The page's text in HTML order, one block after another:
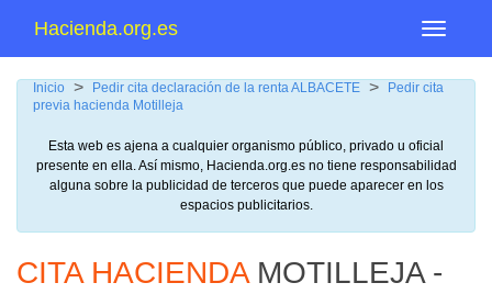
Menu
Hacienda.org.es
Inicio > Pedir cita declaración de la renta ALBACETE >
Pedir cita
previa hacienda Motilleja
Esta web es ajena a cualquier organismo público, privado u oficial
presente en ella. Así mismo, Hacienda.org.es no tiene responsabilidad
alguna sobre la publicidad de terceros que puede aparecer en los
espacios publicitarios.
CITA HACIENDA MOTILLEJA -